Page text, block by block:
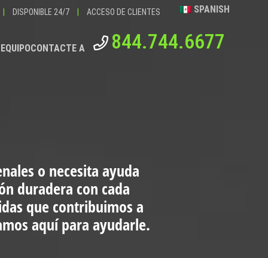
| DISPONIBLE 24/7 | ACCESO DE CLIENTES SPANISH
CONTACTE A 844.744.6677
o necesita ayuda
duradera con cada
que contribuimos a
aquí para ayudarle.